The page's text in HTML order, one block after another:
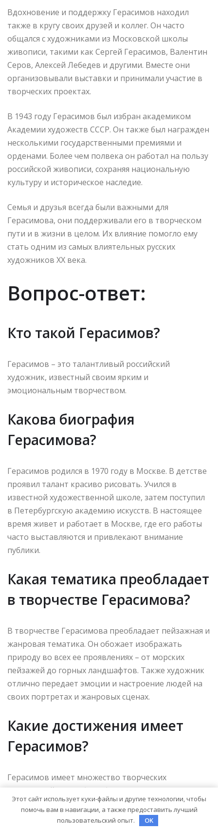
Вдохновение и поддержку Герасимов находил
также в кругу своих друзей и коллег. Он часто
общался с художниками из Московской школы
живописи, такими как Сергей Герасимов, Валентин
Серов, Алексей Лебедев и другими. Вместе они
организовывали выставки и принимали участие в
творческих проектах.
В 1943 году Герасимов был избран академиком
Академии художеств СССР. Он также был награжден
несколькими государственными премиями и
орденами. Более чем полвека он работал на пользу
российской живописи, сохраняя национальную
культуру и историческое наследие.
Семья и друзья всегда были важными для
Герасимова, они поддерживали его в творческом
пути и в жизни в целом. Их влияние помогло ему
стать одним из самых влиятельных русских
художников XX века.
Вопрос-ответ:
Кто такой Герасимов?
Герасимов – это талантливый российский
художник, известный своим ярким и
эмоциональным творчеством.
Какова биография
Герасимова?
Герасимов родился в 1970 году в Москве. В детстве
проявил талант красиво рисовать. Учился в
известной художественной школе, затем поступил
в Петербургскую академию искусств. В настоящее
время живет и работает в Москве, где его работы
часто выставляются и привлекают внимание
публики.
Какая тематика преобладает
в творчестве Герасимова?
В творчестве Герасимова преобладает пейзажная и
жанровая тематика. Он обожает изображать
природу во всех ее проявлениях – от морских
пейзажей до горных ландшафтов. Также художник
отлично передает эмоции и настроение людей на
своих портретах и жанровых сценах.
Какие достижения имеет
Герасимов?
Герасимов имеет множество творческих
достижений. Его работы были признаны лучшими
на многих выставках и конкурсах. Он является
постоянным участником международных
Этот сайт использует куки-файлы и другие технологии, чтобы
помочь вам в навигации, а также предоставить лучший
пользовательский опыт.
OK